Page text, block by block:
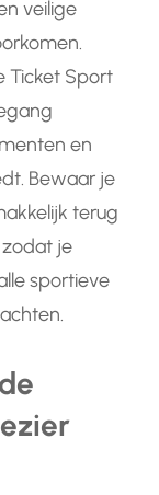
veilige
Ticket Sport
en
Bewaar je
terug
je
sportieve